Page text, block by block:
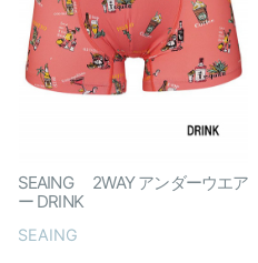
SEAING 2WAY アンダーウエア
ー DRINK
SEAING